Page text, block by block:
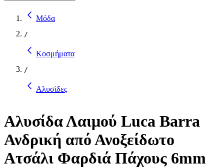
Μόδα
/
Κοσμήματα
/
Αλυσίδες
Αλυσίδα Λαιμού Luca Barra
Ανδρική από Ανοξείδωτο
Ατσάλι Φαρδιά Πάχους 6mm